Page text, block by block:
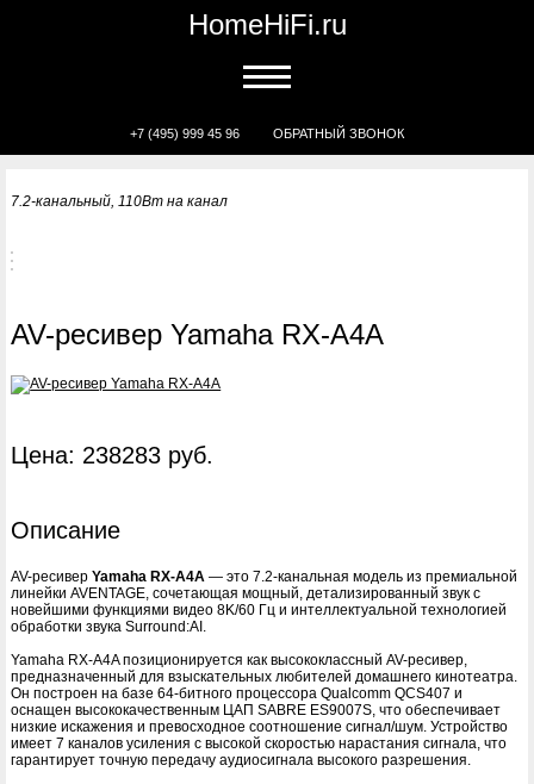
HomeHiFi.ru
+7 (495) 999 45 96 ОБРАТНЫЙ ЗВОНОК
7.2-канальный, 110Вт на канал
AV-ресивер Yamaha RX-A4A
Цена: 238283 руб.
Описание
AV-ресиверYamaha RX-A4A — это 7.2-канальная модель из премиальной
линейки AVENTAGE, сочетающая мощный, детализированный звук с
новейшими функциями видео 8K/60 Гц и интеллектуальной технологией
обработки звука Surround:AI.
Yamaha RX-A4A позиционируется как высококлассный AV-ресивер,
предназначенный для взыскательных любителей домашнего кинотеатра.
Он построен на базе 64-битного процессора Qualcomm QCS407 и
оснащен высококачественным ЦАП SABRE ES9007S, что обеспечивает
низкие искажения и превосходное соотношение сигнал/шум. Устройство
имеет 7 каналов усиления с высокой скоростью нарастания сигнала, что
гарантирует точную передачу аудиосигнала высокого разрешения.